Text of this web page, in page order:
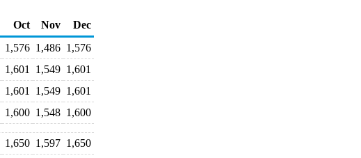
Oct Nov
Dec
1,576 1,486 1,576
1,601 1,549 1,601
1,601 1,549 1,601
1,600 1,548 1,600
1,650 1,597 1,650